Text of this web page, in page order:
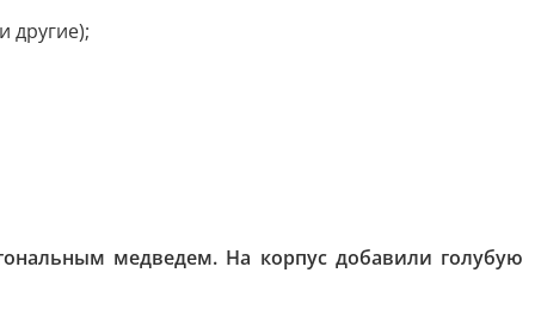
другие);
медведем. На корпус добавили голубую